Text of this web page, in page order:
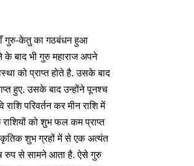
गुरु-केतु का गठबंधन हुआ
के बाद भी गुरु महाराज अपने
को प्राप्त होते है. उसके बाद
हुए. उसके बाद उन्होंने पूनश्च
परिवर्तन कर मीन राशि में
को शुभ फल कम प्राप्त
शुभ ग्रहों में से एक अत्यंत
रुप से सामने आता है. ऐसे गुरु